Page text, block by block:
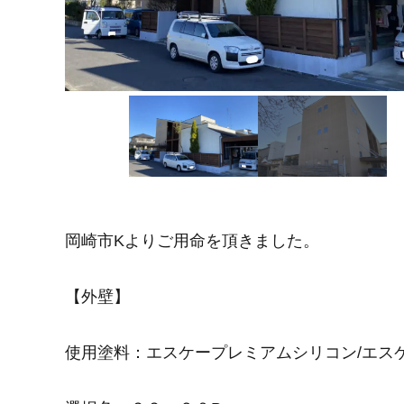
岡崎市Kよりご用命を頂きました。
【外壁】
使用塗料：エスケープレミアムシリコン/エス